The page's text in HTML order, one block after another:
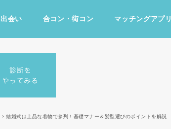
出会い 合コン・街コン マッチングアプリ
> 結婚式は上品な着物で参列！基礎マナー＆髪型選びのポイントを解説